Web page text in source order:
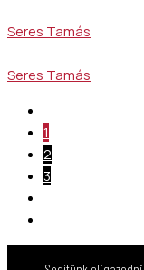
Seres Tamás
Seres Tamás
1
2
3